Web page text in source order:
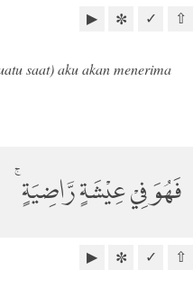
⇧
✓
✼
▶
saat) aku akan menerima
فَهُوَ فِيْ عِيْشَةٍ رَّاضِيَةٍۚ
⇧
✓
✼
▶